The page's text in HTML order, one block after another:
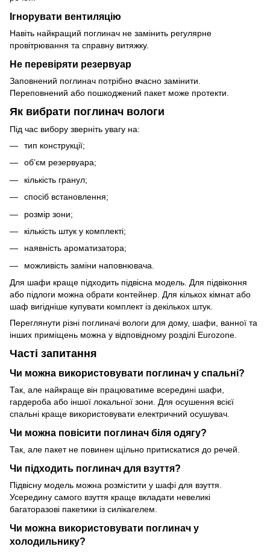
Ігнорувати вентиляцію
Навіть найкращий поглинач не замінить регулярне
провітрювання та справну витяжку.
Не перевіряти резервуар
Заповнений поглинач потрібно вчасно замінити.
Переповнений або пошкоджений пакет може протекти.
Як вибрати поглинач вологи
Під час вибору зверніть увагу на:
тип конструкції;
об’єм резервуара;
кількість гранул;
спосіб встановлення;
розмір зони;
кількість штук у комплекті;
наявність ароматизатора;
можливість заміни наповнювача.
Для шафи краще підходить підвісна модель. Для підвіконня
або підлоги можна обрати контейнер. Для кількох кімнат або
шаф вигідніше купувати комплект із декількох штук.
Переглянути різні поглиначі вологи для дому, шафи, ванної та
інших приміщень можна у відповідному розділі Eurozone.
Часті запитання
Чи можна використовувати поглинач у спальні?
Так, але найкраще він працюватиме всередині шафи,
гардероба або іншої локальної зони. Для осушення всієї
спальні краще використовувати електричний осушувач.
Чи можна повісити поглинач біля одягу?
Так, але пакет не повинен щільно притискатися до речей.
Чи підходить поглинач для взуття?
Підвісну модель можна розмістити у шафі для взуття.
Усередину самого взуття краще вкладати невеликі
багаторазові пакетики із силікагелем.
Чи можна використовувати поглинач у
холодильнику?